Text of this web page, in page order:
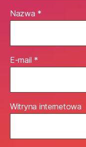
Nazwa *
E-mail *
Witryna internetowa